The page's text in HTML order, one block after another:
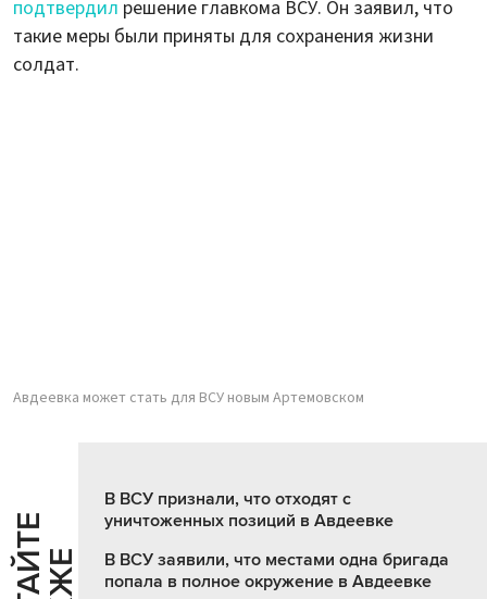
подтвердил решение главкома ВСУ. Он заявил, что
такие меры были приняты для сохранения жизни
солдат.
Авдеевка может стать для ВСУ новым Артемовском
В ВСУ признали, что отходят с
уничтоженных позиций в Авдеевке
В ВСУ заявили, что местами одна бригада
попала в полное окружение в Авдеевке